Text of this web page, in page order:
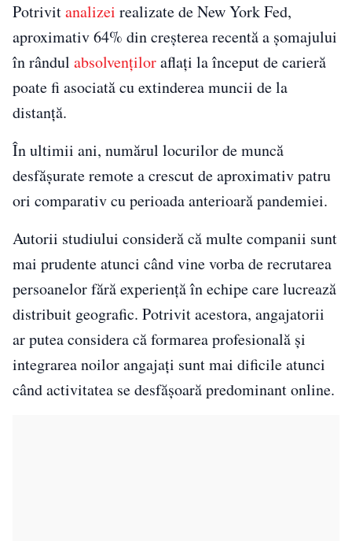
Potrivitanalizei realizate de New York Fed,
aproximativ 64% din creșterea recentă a șomajului
în rândul absolvențiloraflați la început de carieră
poate fi asociată cu extinderea muncii de la
distanță.
În ultimii ani, numărul locurilor de muncă
desfășurate remote a crescut de aproximativ patru
ori comparativ cu perioada anterioară pandemiei.
Autorii studiului consideră că multe companii sunt
mai prudente atunci când vine vorba de recrutarea
persoanelor fără experiență în echipe care lucrează
distribuit geografic. Potrivit acestora, angajatorii
ar putea considera că formarea profesională și
integrarea noilor angajați sunt mai dificile atunci
când activitatea se desfășoară predominant online.